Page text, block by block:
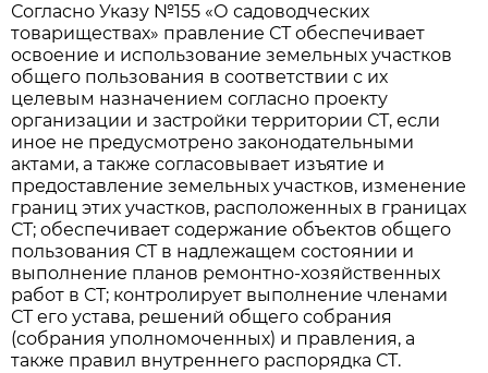
Согласно Указу №155 «О садоводческих
товариществах» правление СТ обеспечивает
освоение и использование земельных участков
общего пользования в соответствии с их
целевым назначением согласно проекту
организации и застройки территории СТ, если
иное не предусмотрено законодательными
актами, а также согласовывает изъятие и
предоставление земельных участков, изменение
границ этих участков, расположенных в границах
СТ; обеспечивает содержание объектов общего
пользования СТ в надлежащем состоянии и
выполнение планов ремонтно-хозяйственных
работ в СТ; контролирует выполнение членами
СТ его устава, решений общего собрания
(собрания уполномоченных) и правления, а
также правил внутреннего распорядка СТ.